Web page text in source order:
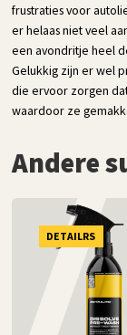
frustraties voor
er helaas niet veel
een avondritje heel
Gelukkig zijn er wel
die ervoor zorgen
waardoor ze
Andere
DETAILRS